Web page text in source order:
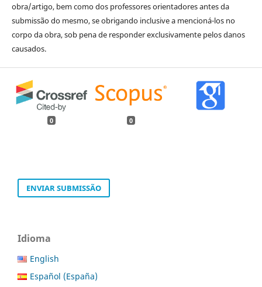
obra/artigo, bem como dos professores orientadores antes da
submissão do mesmo, se obrigando inclusive a mencioná-los no
corpo da obra, sob pena de responder exclusivamente pelos danos
causados.
0 0
ENVIAR SUBMISSÃO
Idioma
English
Español (España)